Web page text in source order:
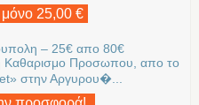
μόνο 25,00 €
– 25€ απο 80€
Καθαρισμο Προσωπου, απο το
στην Αργυρου�...